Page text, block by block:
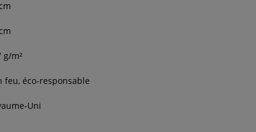
cm
g/m²
feu, éco-responsable
Uni